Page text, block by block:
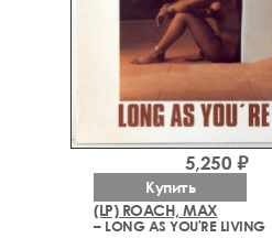
(LP) ROACH, MAX
– LONG AS YOU'RE LIVING
5,250 ₽
Купить